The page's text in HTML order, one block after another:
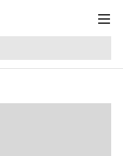
Meny